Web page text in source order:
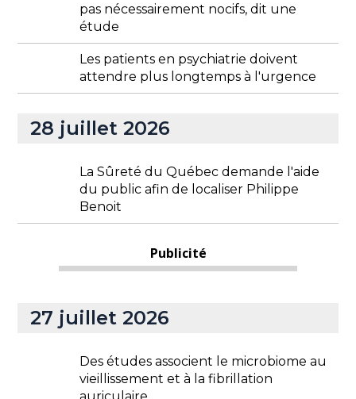
pas nécessairement nocifs, dit une
étude
Les patients en psychiatrie doivent
attendre plus longtemps à l'urgence
28 juillet 2026
La Sûreté du Québec demande l'aide
du public afin de localiser Philippe
Benoit
Publicité
27 juillet 2026
Des études associent le microbiome au
vieillissement et à la fibrillation